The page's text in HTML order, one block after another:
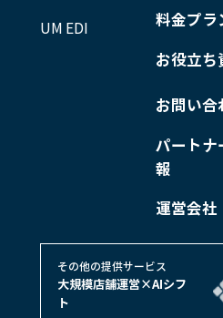
UM EDI 料金プラ
お役立ち
お問い合
パートナ
報
運営会社
その他の提供サービス
大規模店舗運営×AIシフ
ト